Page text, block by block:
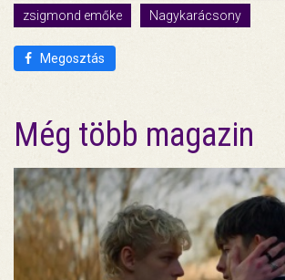
zsigmond emőke
Nagykarácsony
Megosztás
Még több magazin